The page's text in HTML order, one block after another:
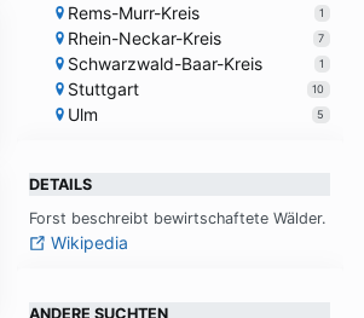
Rems-Murr-Kreis 1
Rhein-Neckar-Kreis 7
Schwarzwald-Baar-Kreis 1
Stuttgart 10
Ulm 5
DETAILS
Forst be­schreibt be­wirt­schaf­te­te Wäl­der.
Wikipedia
ANDERE SUCHTEN